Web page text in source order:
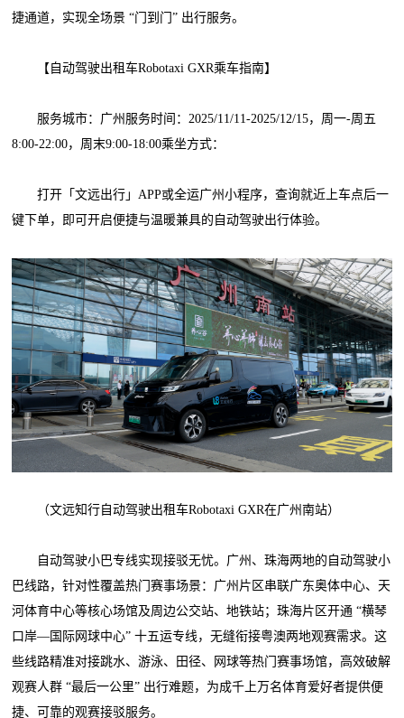
捷通道，实现全场景 “门到门” 出行服务。
【自动驾驶出租车Robotaxi GXR乘车指南】
服务城市：广州服务时间：2025/11/11-2025/12/15，周一-周五
8:00-22:00，周末9:00-18:00乘坐方式：
打开「文远出行」APP或全运广州小程序，查询就近上车点后一
键下单，即可开启便捷与温暖兼具的自动驾驶出行体验。
（文远知行自动驾驶出租车Robotaxi GXR在广州南站）
自动驾驶小巴专线实现接驳无忧。广州、珠海两地的自动驾驶小
巴线路，针对性覆盖热门赛事场景：广州片区串联广东奥体中心、天
河体育中心等核心场馆及周边公交站、地铁站；珠海片区开通 “横琴
口岸—国际网球中心” 十五运专线，无缝衔接粤澳两地观赛需求。这
些线路精准对接跳水、游泳、田径、网球等热门赛事场馆，高效破解
观赛人群 “最后一公里” 出行难题，为成千上万名体育爱好者提供便
捷、可靠的观赛接驳服务。